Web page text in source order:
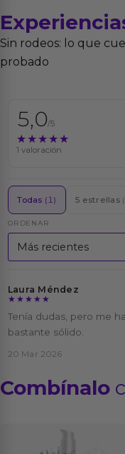
Sin rodeos: lo que
probado
5,0/5
★★★★★
★★★★★
1 valoración
Todas (1) 5 estrellas
ORDENAR
Laura Méndez
★★★★★
★★★★★
Tenía dudas, pero me
bastante sólido.
20 Mar 2026
Combínalo